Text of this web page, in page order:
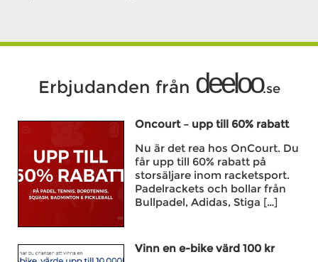
Erbjudanden från deeloo.se
Oncourt – upp till 60% rabatt
Nu är det rea hos OnCourt. Du
får upp till 60% rabatt på
storsäljare inom racketsport.
Padelrackets och bollar från
Bullpadel, Adidas, Stiga […]
Vinn en e-bike värd 100 kr